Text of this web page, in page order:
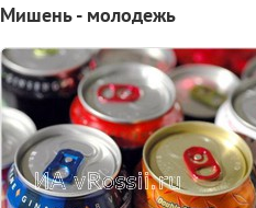
Мишень - молодежь